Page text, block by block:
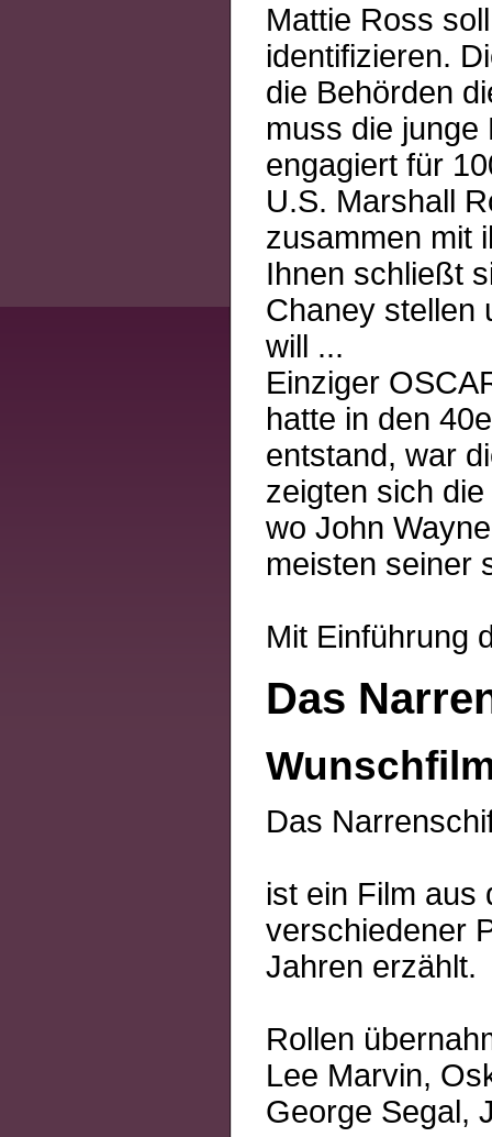
Mattie Ross
identifizieren.
die Behörden
muss die junge
engagiert für
U.S. Marshall
zusammen mit
Ihnen schließt
Chaney stellen
will ...
Einziger
hatte in den
entstand, war
zeigten sich
wo John
meisten seiner
Mit Einführung
Das
Das
ist ein Film aus
verschiedener
Jahren erzählt.
Rollen
Lee Marvin,
George Segal,